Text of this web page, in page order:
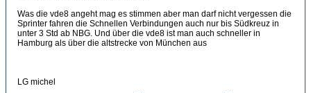
Was die vde8 angeht mag es stimmen aber man darf nicht vergessen die
Sprinter fahren die Schnellen Verbindungen auch nur bis Südkreuz in
unter 3 Std ab NBG. Und über die vde8 ist man auch schneller in
Hamburg als über die altstrecke von München aus
LG michel